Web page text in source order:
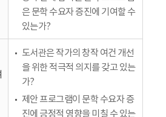
은 문학 수요자 증진에 기여할 수
있는가?
도서관은 작가의 창작 여건 개선
을 위한 적극적 의지를 갖고 있는
가?
제안 프로그램이 문학 수요자 증
진에 긍정적 영향을 미칠 수 있는